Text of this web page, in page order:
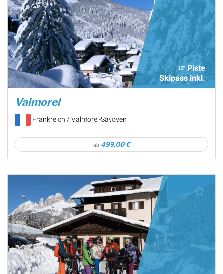
☞ Piste
Skipass inkl.
Valmorel
Frankreich / Valmorel-Savoyen
ab 499,00 €